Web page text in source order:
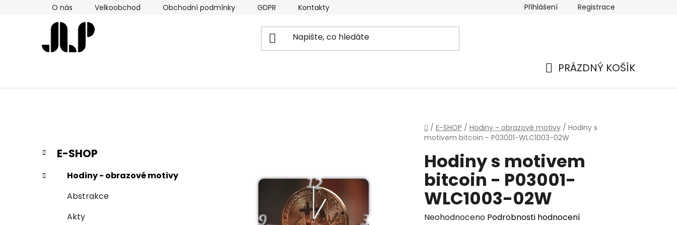
O nás Velkoobchod Obchodní podmínky GDPR Kontakty Přihlášení Registrace
PRÁZDNÝ KOŠÍK
Domů
/ E-SHOP / Hodiny - obrazové motivy / Hodiny s
motivem bitcoin - P03001-WLC1003-02W
P
s
Přeskočit
kategorie
K
a
t
e
E-SHOP
Hodiny - obrazové motivy
Abstrakce
Akty
Hodiny s motivem
bitcoin - P03001-
WLC1003-02W
Průměrné
Neohodnoceno Podrobnosti hodnocení